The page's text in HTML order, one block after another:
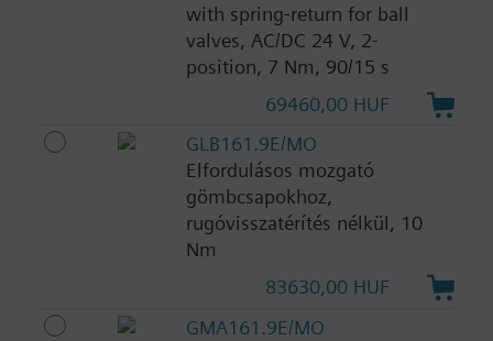
with spring-return for ball
valves, AC/DC 24 V, 2-
position, 7 Nm, 90/15 s
69460,00 HUF
GLB161.9E/MO
Elfordulásos mozgató
gömbcsapokhoz,
rugóvisszatérítés nélkül, 10
Nm
83630,00 HUF
GMA161.9E/MO